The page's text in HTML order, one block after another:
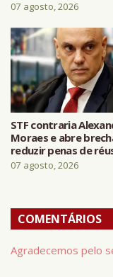
07 agosto, 2026
STF contraria
Moraes e abre
reduzir penas de
07 agosto, 2026
COMENTÁRIOS
Agradecemos pelo